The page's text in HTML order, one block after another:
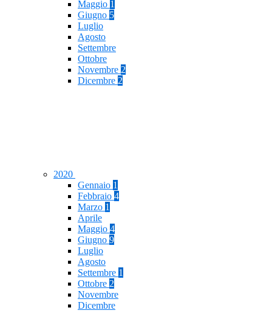
Maggio 1
Giugno 5
Luglio
Agosto
Settembre
Ottobre
Novembre 2
Dicembre 2
2020
Gennaio 1
Febbraio 4
Marzo 1
Aprile
Maggio 4
Giugno 9
Luglio
Agosto
Settembre 1
Ottobre 2
Novembre
Dicembre